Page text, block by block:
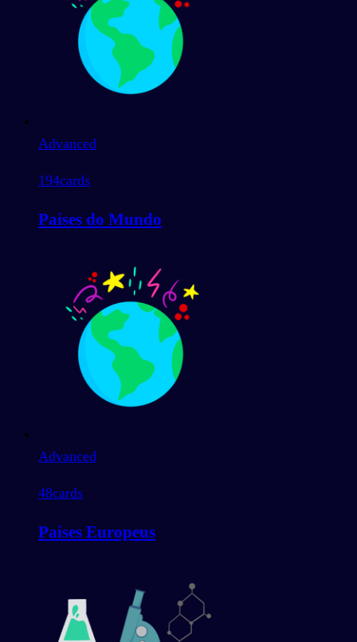
Advanced
194cards
Países do Mundo
Advanced
48cards
Países Europeus